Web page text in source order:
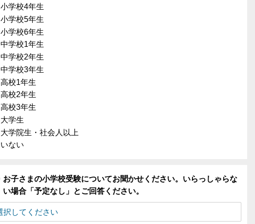
小学校4年生
小学校5年生
小学校6年生
中学校1年生
中学校2年生
中学校3年生
高校1年生
高校2年生
高校3年生
大学生
大学院生・社会人以上
いない
お子さまの小学校受験についてお聞かせください。いらっしゃらな
い場合「予定なし」とご回答ください。